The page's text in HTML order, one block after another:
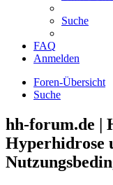
Suche
FAQ
Anmelden
Foren-Übersicht
Suche
hh-forum.de |
Hyperhidrose